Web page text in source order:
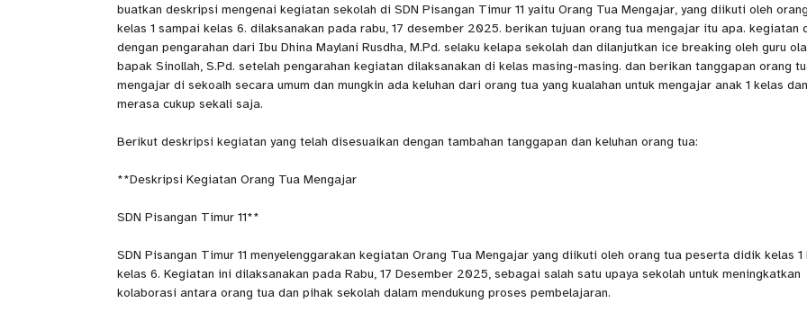
buatkan deskripsi mengenai kegiatan sekolah di SDN Pisangan Timur 11 yaitu Orang Tua Mengajar, yang diikuti oleh
kelas 1 sampai kelas 6. dilaksanakan pada rabu, 17 desember 2025. berikan tujuan orang tua mengajar itu apa. kegiatan
dengan pengarahan dari Ibu Dhina Maylani Rusdha, M.Pd. selaku kelapa sekolah dan dilanjutkan ice breaking oleh guru
bapak Sinollah, S.Pd. setelah pengarahan kegiatan dilaksanakan di kelas masing-masing. dan berikan tanggapan orang
mengajar di sekoalh secara umum dan mungkin ada keluhan dari orang tua yang kualahan untuk mengajar anak 1 kelas dan
merasa cukup sekali saja.
Berikut deskripsi kegiatan yang telah disesuaikan dengan tambahan tanggapan dan keluhan orang tua:
**Deskripsi Kegiatan Orang Tua Mengajar
SDN Pisangan Timur 11**
SDN Pisangan Timur 11 menyelenggarakan kegiatan Orang Tua Mengajar yang diikuti oleh orang tua peserta didik kelas 1
kelas 6. Kegiatan ini dilaksanakan pada Rabu, 17 Desember 2025, sebagai salah satu upaya sekolah untuk meningkatkan
kolaborasi antara orang tua dan pihak sekolah dalam mendukung proses pembelajaran.